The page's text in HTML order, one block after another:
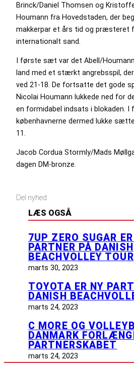
Brinck/Daniel Thomsen og
Houmann fra Hovedstaden, der
makkerpar et års tid og præsteret
internationalt sand.
I første sæt var det Abell/
land med et stærkt angrebsspil,
ved 21-18. De fortsatte det gode
Nicolai Houmann lukkede ned for
en formidabel indsats i blokaden. I
københavnerne dermed lukke
11.
Jacob Cordua Stormly/Mads
dagen DM-bronze.
Del nyhed
LÆS OGSÅ
7UP ZERO SUGAR
PARTNER PÅ DANISH
BEACHVOLLEY TOUR
marts 30, 2023
TOYOTA ER NY
DANISH
marts 24, 2023
C MORE OG
DANMARK
PARTNERSKABET
marts 24, 2023